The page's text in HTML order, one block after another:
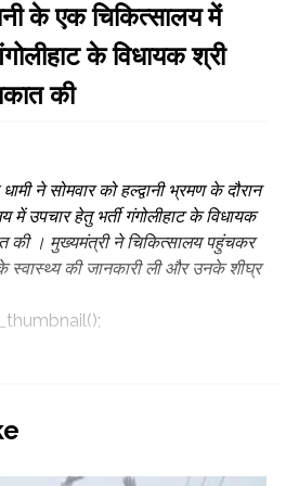
के एक चिकित्सालय में
के विधायक श्री
की
ने सोमवार को हल्द्वानी भ्रमण के दौरान
में उपचार हेतु भर्ती गंगोलीहाट के विधायक
की । मुख्यमंत्री ने चिकित्सालय पहुंचकर
स्वास्थ्य की जानकारी ली और उनके शीघ्र